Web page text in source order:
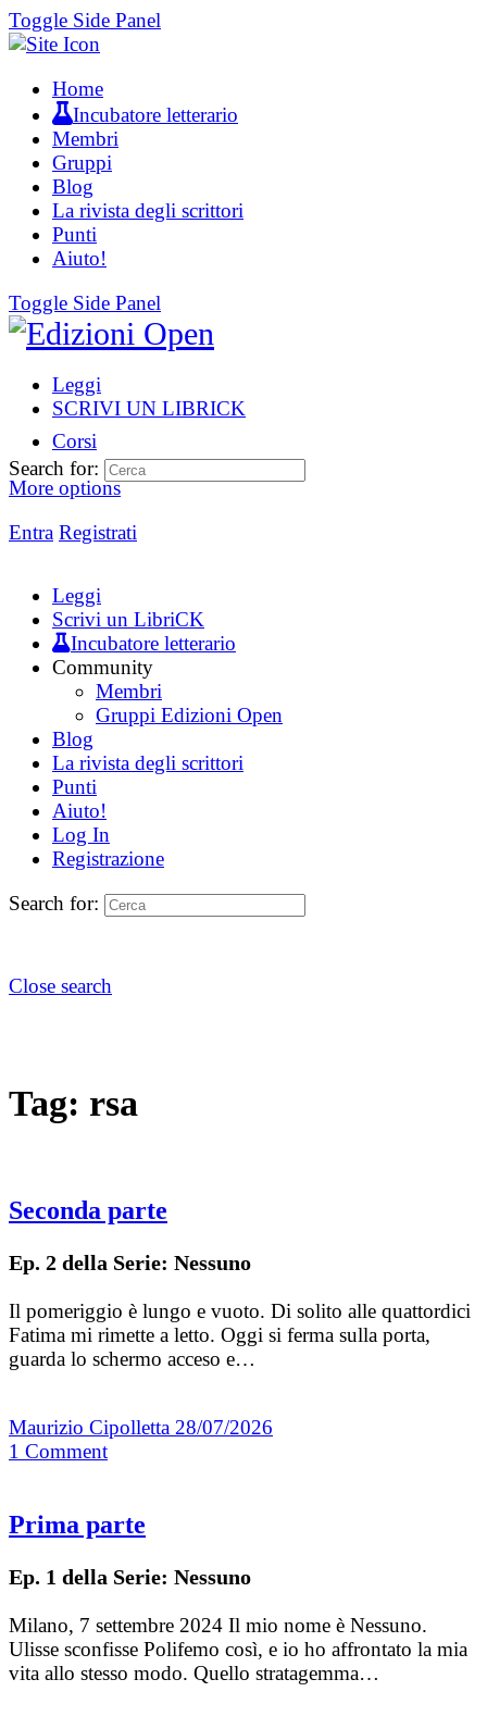
Toggle Side Panel
Home
Incubatore letterario
Membri
Gruppi
Blog
La rivista degli scrittori
Punti
Aiuto!
Toggle Side Panel
Leggi
SCRIVI UN LIBRICK
Corsi
More options
Entra Registrati
Search for:
Leggi
Scrivi un LibriCK
Incubatore letterario
Community
Membri
Gruppi Edizioni Open
Blog
La rivista degli scrittori
Punti
Aiuto!
Log In
Registrazione
Search for:
Close search
Tag: rsa
Seconda parte
Ep. 2 della Serie: Nessuno
Il pomeriggio è lungo e vuoto. Di solito alle quattordici
Fatima mi rimette a letto. Oggi si ferma sulla porta,
guarda lo schermo acceso e…
Maurizio Cipolletta 28/07/2026
1 Comment
Prima parte
Ep. 1 della Serie: Nessuno
Milano, 7 settembre 2024 Il mio nome è Nessuno.
Ulisse sconfisse Polifemo così, e io ho affrontato la mia
vita allo stesso modo. Quello stratagemma…